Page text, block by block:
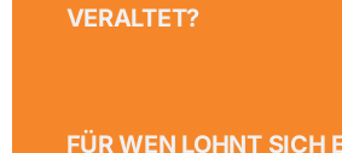
VERALTET?
FÜR WEN LOHNT SICH